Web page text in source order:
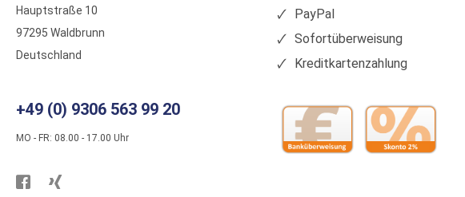
Hauptstraße 10
97295 Waldbrunn
Deutschland
+49 (0) 9306 563 99 20
MO - FR: 08.00 - 17.00 Uhr
Besuchen
PayPal
Sofortüberweisung
Kreditkartenzahlung